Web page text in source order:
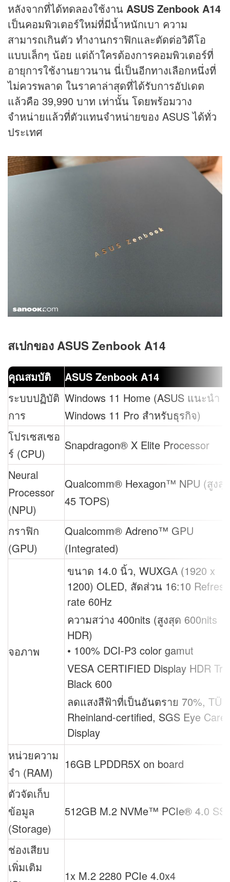
หลังจากที่ได้ทดลองใช้งาน ASUS Zenbook A14
เป็นคอมพิวเตอร์ใหม่ที่มีน้ำหนักเบา ความ
สามารถเกินตัว ทำงานกราฟิกและตัดต่อวิดีโอ
แบบเล็กๆ น้อย แต่ถ้าใครต้องการคอมพิวเตอร์ที่
อายุการใช้งานยาวนาน นี่เป็นอีกทางเลือกหนึ่งที่
ไม่ควรพลาด ในราคาล่าสุดที่ได้รับการอัปเดต
แล้วคือ 39,990 บาท เท่านั้น โดยพร้อมวาง
จำหน่ายแล้วที่ตัวแทนจำหน่ายของ ASUS ได้ทั่ว
ประเทศ
สเปกของ ASUS Zenbook A14
คุณสมบัติ
ASUS Zenbook A14
ระบบปฏิบัติ
การ
Windows 11 Home (ASUS แนะนำ
Windows 11 Pro สำหรับธุรกิจ)
โปรเซสเซอ
ร์ (CPU)
Snapdragon® X Elite Processor
Neural
Processor
(NPU)
Qualcomm® Hexagon™ NPU (สูงสุ
45 TOPS)
กราฟิก
(GPU)
Qualcomm® Adreno™ GPU
(Integrated)
จอภาพ
ขนาด 14.0 นิ้ว, WUXGA (1920 x
1200) OLED, สัดส่วน 16:10 Refresh
rate 60Hz
ความสว่าง 400nits (สูงสุด 600nits
HDR)
• 100% DCI-P3 color gamut
VESA CERTIFIED Display HDR
Black 600
ลดแสงสีฟ้าที่เป็นอันตราย 70%, TÜV
Rheinland-certified, SGS Eye Care
Display
หน่วยความ
จำ (RAM)
16GB LPDDR5X on board
ตัวจัดเก็บ
ข้อมูล
(Storage)
512GB M.2 NVMe™ PCIe® 4.0
ช่องเสียบ
เพิ่มเติม
1x M.2 2280 PCIe 4.0x4